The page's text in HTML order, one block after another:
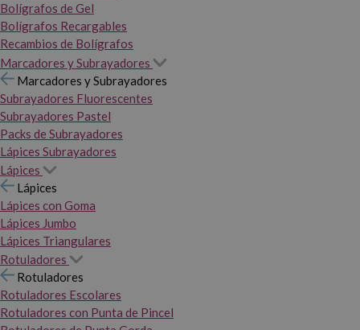
Bolígrafos de Gel
Bolígrafos Recargables
Recambios de Bolígrafos
Marcadores y Subrayadores
Marcadores y Subrayadores
Subrayadores Fluorescentes
Subrayadores Pastel
Packs de Subrayadores
Lápices Subrayadores
Lápices
Lápices
Lápices con Goma
Lápices Jumbo
Lápices Triangulares
Rotuladores
Rotuladores
Rotuladores Escolares
Rotuladores con Punta de Pincel